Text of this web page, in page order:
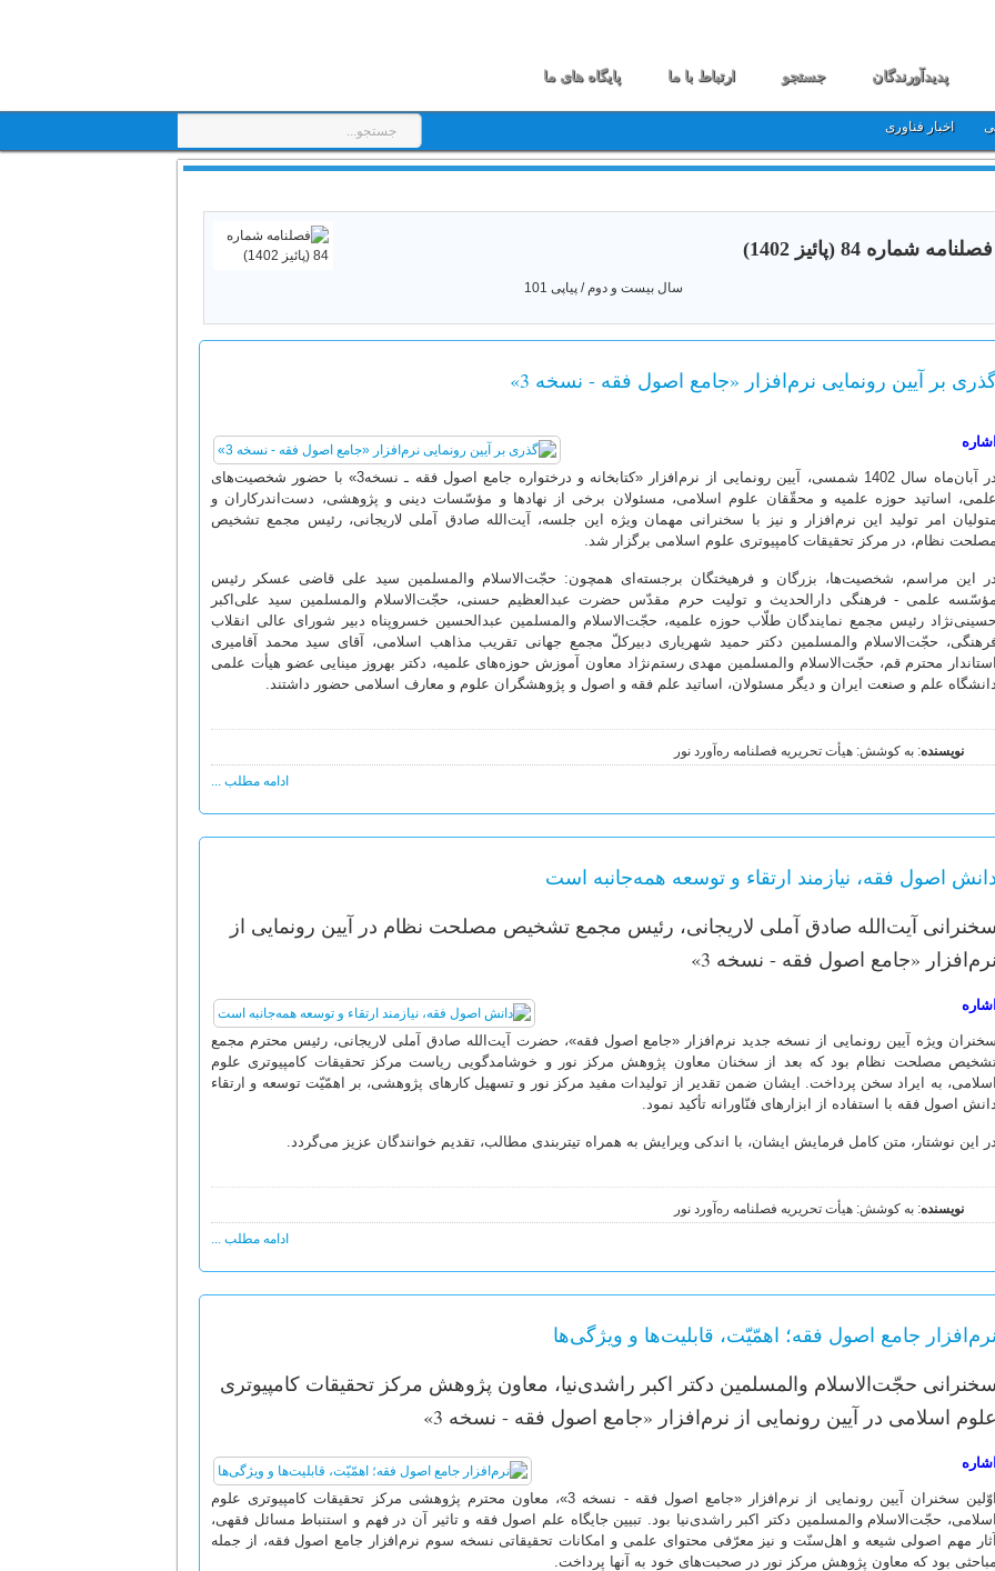
پدیدآورندگان جستجو ارتباط با ما پایگاه های ما
اخبار فناوری
فصلنامه شماره 84 (پائیز 1402)
سال بیست و دوم / پیاپی 101
بر آیین رونمایی نرم‌افزار «جامع اصول فقه - نسخه 3»
اشاره
در آبان‌ماه سال 1402 شمسی، آیین رونمایی از نرم‌افزار «کتابخانه و درختواره جامع اصول فقه ـ نسخه3» با حضور شخصیت‌های
علمی، اساتید حوزه علمیه و محقّقان علوم اسلامی، مسئولان برخی از نهادها و مؤسّسات دینی و پژوهشی، دست‌اندرکاران و
متولیان امر تولید این نرم‌افزار و نیز با سخنرانی مهمان ویژه این جلسه، آیت‌الله صادق آملی لاریجانی، رئیس مجمع تشخیص
مصلحت نظام، در مرکز تحقیقات کامپیوتری علوم اسلامی برگزار شد.
در این مراسم، شخصیت‌ها، بزرگان و فرهیختگان برجسته‌ای همچون: حجّت‌الاسلام والمسلمین سید علی قاضی عسکر رئیس
مؤسّسه علمی - فرهنگی دارالحدیث و تولیت حرم مقدّس حضرت عبدالعظیم حسنی، حجّت‌الاسلام والمسلمین سید علی‌اکبر
حسینی‌نژاد رئیس مجمع نمایندگان طلّاب حوزه علمیه، حجّت‌الاسلام والمسلمین عبدالحسین خسروپناه دبیر شورای عالی انقلاب
حجّت‌الاسلام والمسلمین دکتر حمید شهریاری دبیرکلّ مجمع جهانی تقریب مذاهب اسلامی، آقای سید محمد آقامیری
استاندار محترم قم، حجّت‌الاسلام والمسلمین مهدی رستم‌نژاد معاون آموزش حوزه‌های علمیه، دکتر بهروز مینایی عضو هیأت علمی
دانشگاه علم و صنعت ایران و دیگر مسئولان، اساتید علم فقه و اصول و پژوهشگران علوم و معارف اسلامی حضور داشتند.
نویسنده: به کوشش: هیأت تحریریه فصلنامه ره‌آورد نور
ادامه مطلب ...
دانش اصول فقه، نیازمند ارتقاء و توسعه همه‌جانبه است
سخنرانی آیت‌الله صادق آملی لاریجانی، رئیس مجمع تشخیص مصلحت نظام در آیین رونمایی از
نرم‌افزار «جامع اصول فقه - نسخه 3»
اشاره
سخنران ویژه آیین رونمایی از نسخه جدید نرم‌افزار «جامع اصول فقه»، حضرت آیت‌الله صادق آملی لاریجانی، رئیس محترم مجمع
مصلحت نظام بود که بعد از سخنان معاون پژوهش مرکز نور و خوشامدگویی ریاست مرکز تحقیقات کامپیوتری علوم
اسلامی، به ایراد سخن پرداخت. ایشان ضمن تقدیر از تولیدات مفید مرکز نور و تسهیل کارهای پژوهشی، بر اهمّیّت توسعه و ارتقاء
دانش اصول فقه با استفاده از ابزارهای فنّاورانه تأکید نمود.
در این نوشتار، متن کامل فرمایش ایشان، با اندکی ویرایش به همراه تیتربندی مطالب، تقدیم خوانندگان عزیز می‌گردد.
نویسنده: به کوشش: هیأت تحریریه فصلنامه ره‌آورد نور
ادامه مطلب ...
نرم‌افزار جامع اصول فقه؛ اهمّیّت، قابلیت‌ها و ویژگی‌ها
سخنرانی حجّت‌الاسلام والمسلمین دکتر اکبر راشدی‌نیا، معاون پژوهش مرکز تحقیقات کامپیوتری
علوم اسلامی در آیین رونمایی از نرم‌افزار «جامع اصول فقه - نسخه 3»
اشاره
اوّلین سخنران آیین رونمایی از نرم‌افزار «جامع اصول فقه - نسخه 3»، معاون محترم پژوهشی مرکز تحقیقات کامپیوتری علوم
اسلامی، حجّت‌الاسلام والمسلمین دکتر اکبر راشدی‌نیا بود. تبیین جایگاه علم اصول فقه و تاثیر آن در فهم و استنباط مسائل فقهی،
آثار مهم اصولی شیعه و اهل‌سنّت و نیز معرّفی محتوای علمی و امکانات تحقیقاتی نسخه سوم نرم‌افزار جامع اصول فقه، از جمله
مباحثی بود که معاون پژوهش مرکز نور در صحبت‌های خود به آنها پرداخت.